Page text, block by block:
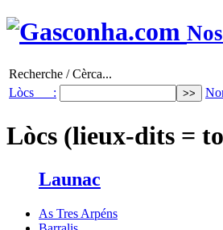
Recherche / Cèrca...
Lòcs :
Lòcs (lieux-dits =
Launac
As Tres Arpéns